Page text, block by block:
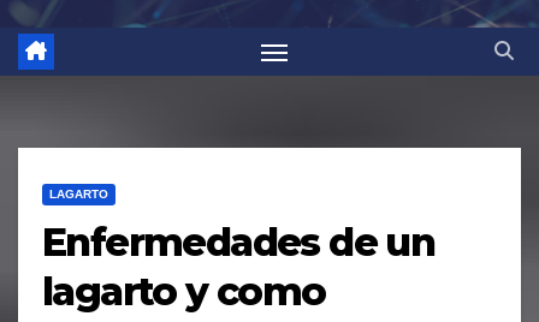
LAGARTO
Enfermedades de un
lagarto y como